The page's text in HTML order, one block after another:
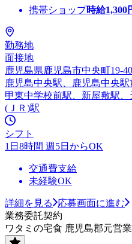
携帯ショップ時給1,300
勤務地
面接地
鹿児島県鹿児島市中央町19-40
鹿児島中央駅、鹿児島中央
甲東中学校前駅、新屋敷駅
(ＪＲ)駅
シフト
1日8時間 週5日からOK
交通費支給
未経験OK
詳細を見る
応募画面に進む
業務委託契約
ワタミの宅食 鹿児島郡元営